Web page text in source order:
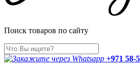
Поиск товаров по сайту
+971 58-